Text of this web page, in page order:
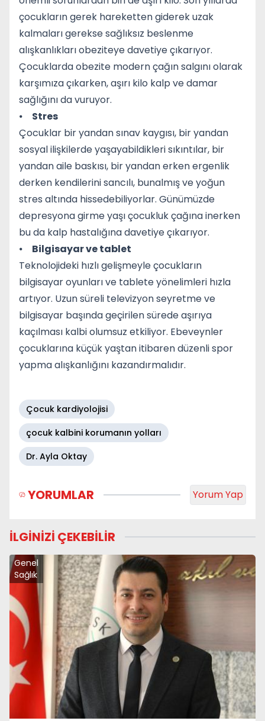
çocukların gerek hareketten giderek uzak
kalmaları gerekse sağlıksız beslenme
alışkanlıkları obeziteye davetiye çıkarıyor.
Çocuklarda obezite modern çağın salgını olarak
karşımıza çıkarken, aşırı kilo kalp ve damar
sağlığını da vuruyor.
⦁ Stres
Çocuklar bir yandan sınav kaygısı, bir yandan
sosyal ilişkilerde yaşayabildikleri sıkıntılar, bir
yandan aile baskısı, bir yandan erken ergenlik
derken kendilerini sancılı, bunalmış ve yoğun
stres altında hissedebiliyorlar. Günümüzde
depresyona girme yaşı çocukluk çağına inerken
bu da kalp hastalığına davetiye çıkarıyor.
⦁ Bilgisayar ve tablet
Teknolojideki hızlı gelişmeyle çocukların
bilgisayar oyunları ve tablete yönelimleri hızla
artıyor. Uzun süreli televizyon seyretme ve
bilgisayar başında geçirilen sürede aşırıya
kaçılması kalbi olumsuz etkiliyor. Ebeveynler
çocuklarına küçük yaştan itibaren düzenli spor
yapma alışkanlığını kazandırmalıdır.
Çocuk kardiyolojisi
çocuk kalbini korumanın yolları
Dr. Ayla Oktay
YORUMLAR Yorum Yap
İLGİNİZİ ÇEKEBİLİR
Genel
Sağlık